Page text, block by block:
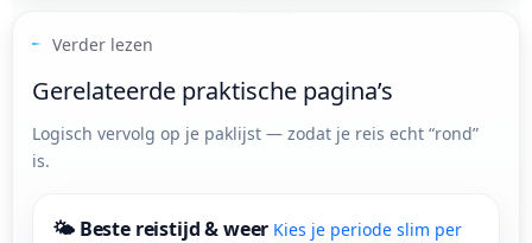
Verder lezen
Gerelateerde praktische pagina’s
Logisch vervolg op je paklijst — zodat je reis echt “rond”
is.
🌤 Beste reistijd & weer Kies je periode slim per